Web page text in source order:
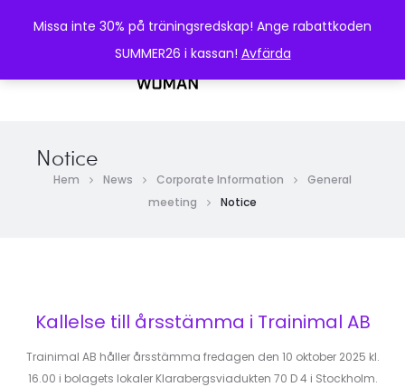
Missa inte 30% på träningsredskap! Ange rabattkoden
SUMMER26 i kassan! Avfärda
Notice
Hem News Corporate Information
General
meeting
Notice
Kallelse till årsstämma i Trainimal AB
Trainimal AB håller årsstämma fredagen den 10 oktober 2025 kl.
16.00 i bolagets lokaler Klarabergsviadukten 70 D 4 i Stockholm.